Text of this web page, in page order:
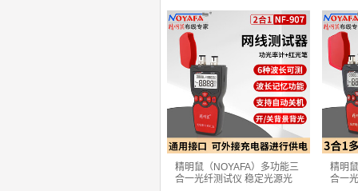
精明鼠（NOYAFA）多功能三
合一光纤测试仪 稳定光源光
精明
合一